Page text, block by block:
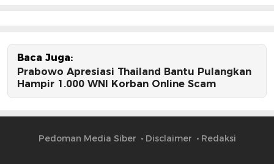
Baca Juga:
Prabowo Apresiasi Thailand Bantu Pulangkan
Hampir 1.000 WNI Korban Online Scam
Pedoman Media Siber Disclaimer Redaksi